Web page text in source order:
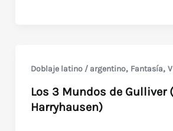
Harryhausen)
Doblaje latino / argentino, Fantasía,
Los 3 Mundos de Gulliver
Harryhausen)